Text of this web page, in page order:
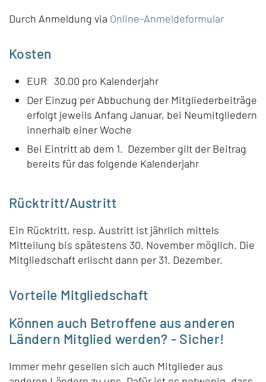
Durch Anmeldung via Online-Anmeldeformular
Kosten
EUR 30.00 pro Kalenderjahr
Der Einzug per Abbuchung der Mitgliederbeiträge
erfolgt jeweils Anfang Januar, bei Neumitgliedern
innerhalb einer Woche
Bei Eintritt ab dem 1. Dezember gilt der Beitrag
bereits für das folgende Kalenderjahr
Rücktritt/Austritt
Ein Rücktritt, resp. Austritt ist jährlich mittels
Mitteilung bis spätestens 30. November möglich. Die
Mitgliedschaft erlischt dann per 31. Dezember.
Vorteile Mitgliedschaft
Können auch Betroffene aus anderen
Ländern Mitglied werden? - Sicher!
Immer mehr gesellen sich auch Mitglieder aus